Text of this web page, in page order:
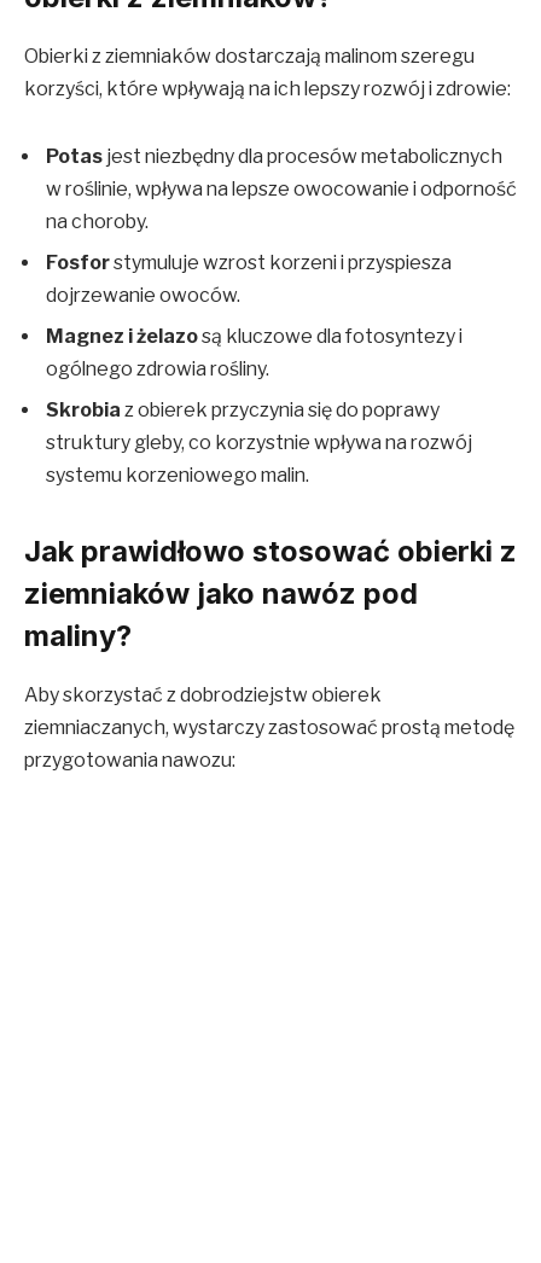
Obierki z ziemniaków dostarczają malinom szeregu
korzyści, które wpływają na ich lepszy rozwój i zdrowie:
Potas jest niezbędny dla procesów metabolicznych
w roślinie, wpływa na lepsze owocowanie i odporność
na choroby.
Fosforstymuluje wzrost korzeni i przyspiesza
dojrzewanie owoców.
Magnez i żelazosą kluczowe dla fotosyntezy i
ogólnego zdrowia rośliny.
Skrobia z obierek przyczynia się do poprawy
struktury gleby, co korzystnie wpływa na rozwój
systemu korzeniowego malin.
Jak prawidłowo stosować obierki z
ziemniaków jako nawóz pod
maliny?
Aby skorzystać z dobrodziejstw obierek
ziemniaczanych, wystarczy zastosować prostą metodę
przygotowania nawozu: